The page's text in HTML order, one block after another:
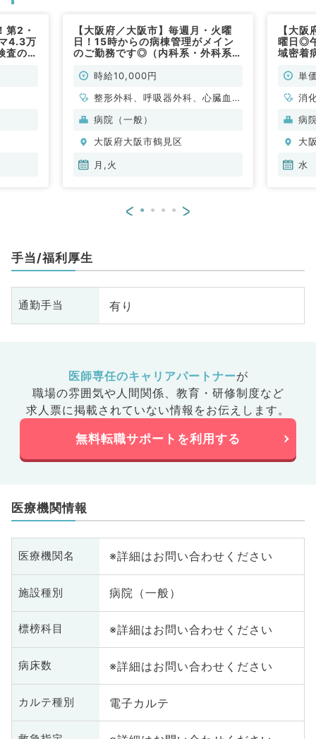
第2・
4.3万
査のお
【大阪府／大阪市】毎週月・火曜
日！15時からの病棟管理がメイン
のご勤務です◎（内科系・外科系／
時給10,000円
整形外科、呼吸器外科、心臓血管
外科、一般内科、循環器内科、呼
代謝内科、外科系全般、一般外
科、消化器外科
病院（一般）
大阪府大阪市鶴見区
月,火
【大
曜日◎
域密着
単
消
病
大
水
< >
手当/福利厚生
通勤手当 有り
医師専任のキャリアパートナーが
職場の雰囲気や人間関係、 教育・研修制度など
求人票に掲載されていない情報をお伝えします。
無料転職サポートを利用する
医療機関情報
医療機関名 ※詳細はお問い合わせください
施設種別 病院（一般）
標榜科目 ※詳細はお問い合わせください
病床数 ※詳細はお問い合わせください
カルテ種別 電子カルテ